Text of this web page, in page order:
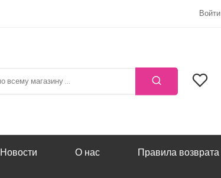
Войти
Новости О нас Правила возврата